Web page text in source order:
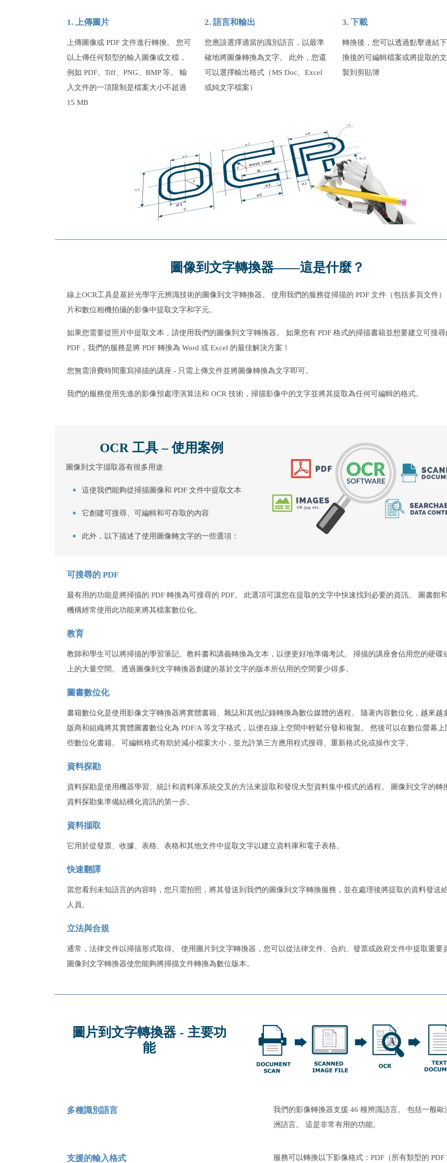
1. 上傳圖片
上傳圖像或 PDF 文件進行轉換。 您可
以上傳任何類型的輸入圖像或文檔，
例如 PDF、Tiff、PNG、BMP 等。 輸
入文件的一項限制是檔案大小不超過
15 MB
2. 語言和輸出
您應該選擇適當的識別語言，以最準
確地將圖像轉換為文字。 此外，您還
可以選擇輸出格式（MS Doc、Excel
或純文字檔案）
3. 下載
轉換後，您可以透過點擊連結
換後的可編輯檔案或將提取的
製到剪貼簿
圖像到文字轉換器——這是什麼？
線上OCR工具是基於光學字元辨識技術的圖像到文字轉換器。 使用我們的服務從掃描的 PDF 文件（包括多頁文件
片和數位相機拍攝的影像中提取文字和字元。
如果您需要從照片中提取文本，請使用我們的圖像到文字轉換器。 如果您有 PDF 格式的掃描書籍並想要建立可搜尋
PDF，我們的服務是將 PDF 轉換為 Word 或 Excel 的最佳解決方案！
您無需浪費時間重寫掃描的講座 - 只需上傳文件並將圖像轉換為文字即可。
我們的服務使用先進的影像預處理演算法和 OCR 技術，掃描影像中的文字並將其提取為任何可編輯的格式。
OCR 工具 – 使用案例
圖像到文字擷取器有很多用途
這使我們能夠從掃描圖像和 PDF 文件中提取文本
它創建可搜尋、可編輯和可存取的內容
此外，以下描述了使用圖像轉文字的一些選項：
可搜尋的 PDF
最有用的功能是將掃描的 PDF 轉換為可搜尋的 PDF。 此選項可讓您在提取的文字中快速找到必要的資訊。 圖書館
機構經常使用此功能來將其檔案數位化。
教育
教師和學生可以將掃描的學習筆記、教科書和講義轉換為文本，以便更好地準備考試。 掃描的講座會佔用您的硬碟
上的大量空間。 透過圖像到文字轉換器創建的基於文字的版本所佔用的空間要少得多。
圖書數位化
書籍數位化是使用影像文字轉換器將實體書籍、雜誌和其他記錄轉換為數位媒體的過程。 隨著內容數位化，越來越
版商和組織將其實體圖書數位化為 PDF/A 等文字格式，以便在線上空間中輕鬆分發和複製。 然後可以在數位螢幕上
些數位化書籍。 可編輯格式有助於減小檔案大小，並允許第三方應用程式搜尋、重新格式化或操作文字。
資料探勘
資料探勘是使用機器學習、統計和資料庫系統交叉的方法來提取和發現大型資料集中模式的過程。 圖像到文字的轉
資料探勘集準備結構化資訊的第一步。
資料擷取
它用於從發票、收據、表格、表格和其他文件中提取文字以建立資料庫和電子表格。
快速翻譯
當您看到未知語言的內容時，您只需拍照，將其發送到我們的圖像到文字轉換服務，並在處理後將提取的資料發送
人員。
立法與合規
通常，法律文件以掃描形式取得。 使用圖片到文字轉換器，您可以從法律文件、合約、發票或政府文件中提取重要
圖像到文字轉換器使您能夠將掃描文件轉換為數位版本。
圖片到文字轉換器 - 主要功
能
多種識別語言
我們的影像轉換器支援 46 種辨識語言。 包括一般歐
洲語言。 這是非常有用的功能。
支援的輸入格式 服務可以轉換以下影像格式：PDF（所有類型的 PDF